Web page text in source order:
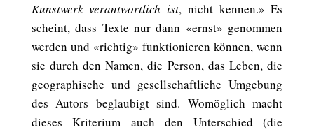
Kunstwerk verantwortlich ist, nicht kennen.» Es
scheint, dass Texte nur dann «ernst» genommen
werden und «richtig» funktionieren können, wenn
sie durch den Namen, die Person, das Leben, die
geographische und gesellschaftliche Umgebung
des Autors beglaubigt sind. Womöglich macht
dieses Kriterium auch den Unterschied (die